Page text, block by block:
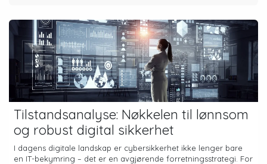
Tilstandsanalyse: Nøkkelen til lønnsom
og robust digital sikkerhet
I dagens digitale landskap er cybersikkerhet ikke lenger bare
en IT-bekymring – det er en avgjørende forretningsstrategi. For